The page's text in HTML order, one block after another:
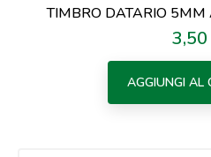
TIMBRO DATARIO
AGGIUNGI AL